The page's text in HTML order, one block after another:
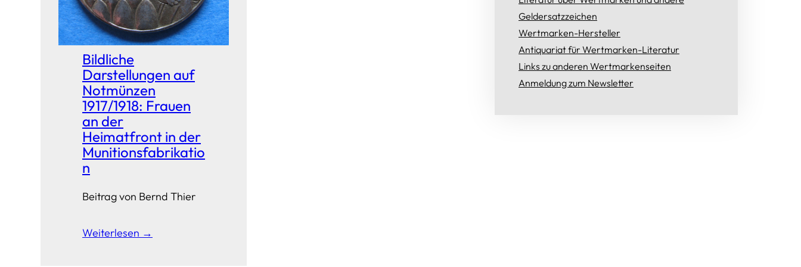
Bildliche
Darstellungen auf
Notmünzen
1917/1918: Frauen
an der
Heimatfront in der
Munitionsfabrikatio
n
Beitrag von Bernd Thier
Weiterlesen →
Geldersatzzeichen
Wertmarken-Hersteller
Antiquariat für Wertmarken-Literatur
Links zu anderen Wertmarkenseiten
Anmeldung zum Newsletter